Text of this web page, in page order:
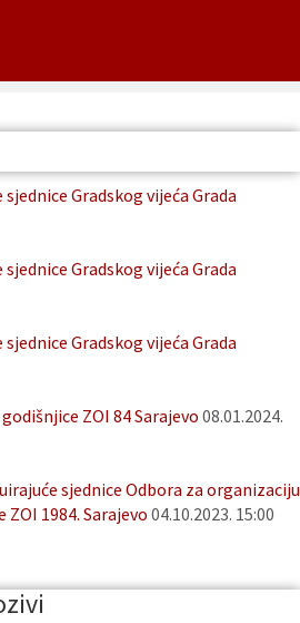
Gradskog vijeća Grada
Gradskog vijeća Grada
Gradskog vijeća Grada
ZOI 84 Sarajevo 08.01.2024.
sjednice Odbora za organizaciju
1984. Sarajevo 04.10.2023. 15:00